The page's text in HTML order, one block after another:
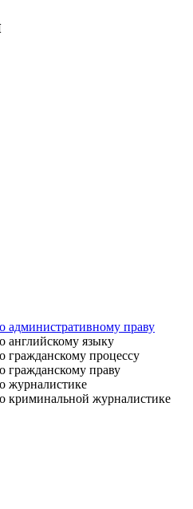
административному праву
английскому языку
гражданскому процессу
гражданскому праву
журналистике
криминальной журналистике